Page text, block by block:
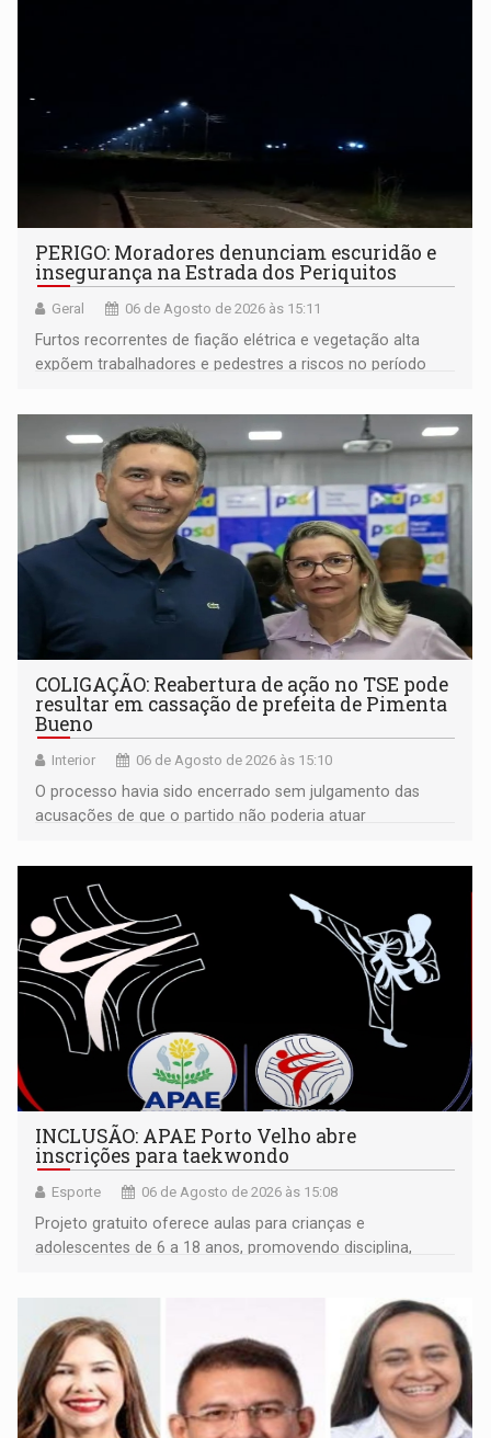
PERIGO: Moradores denunciam escuridão e
insegurança na Estrada dos Periquitos
Geral 06 de Agosto de 2026 às 15:11
Furtos recorrentes de fiação elétrica e vegetação alta
expõem trabalhadores e pedestres a riscos no período
COLIGAÇÃO: Reabertura de ação no TSE pode
resultar em cassação de prefeita de Pimenta
Bueno
Interior 06 de Agosto de 2026 às 15:10
O processo havia sido encerrado sem julgamento das
acusações de que o partido não poderia atuar
INCLUSÃO: APAE Porto Velho abre
inscrições para taekwondo
Esporte 06 de Agosto de 2026 às 15:08
Projeto gratuito oferece aulas para crianças e
adolescentes de 6 a 18 anos, promovendo disciplina,